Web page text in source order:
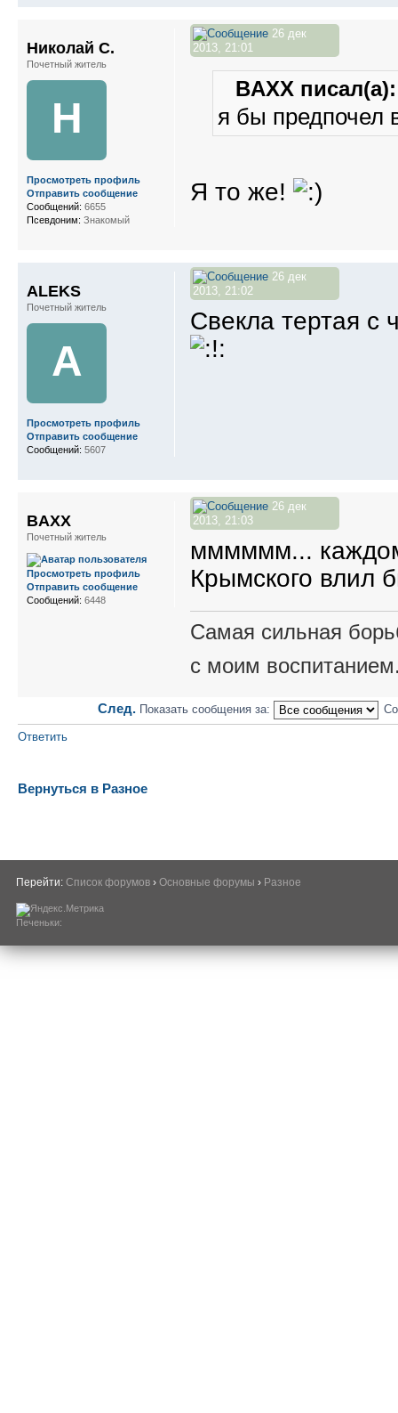
26 дек
2013, 21:01
BAXX писал(а):
я бы предпочел
Я то же!
Николай С.
Почетный житель
Н
Просмотреть профиль
Отправить сообщение
Сообщений: 6655
Псевдоним: Знакомый
26 дек
2013, 21:02
Свекла тертая с
ALEKS
Почетный житель
A
Просмотреть профиль
Отправить сообщение
Сообщений: 5607
26 дек
2013, 21:03
мммммм...
Крымского влил
Самая сильная
с моим
BAXX
Почетный житель
Просмотреть профиль
Отправить сообщение
Сообщений: 6448
След. Показать сообщения за:
Ответить
Вернуться в Разное
Перейти: Список форумов › Основные форумы › Разное
Печеньки: